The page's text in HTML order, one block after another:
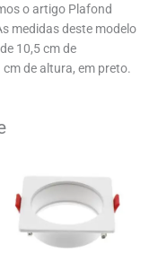
o artigo Plafond
medidas deste modelo
10,5 cm de
de altura, em preto.